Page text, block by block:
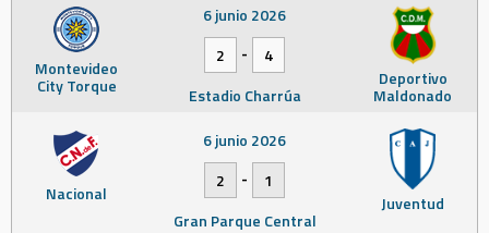
Montevideo
City Torque Deportivo
Maldonado
6 junio 2026
2
-
4
Estadio Charrúa
Nacional Juventud
6 junio 2026
2
-
1
Gran Parque Central